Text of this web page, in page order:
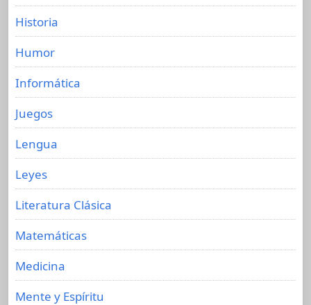
Historia
Humor
Informática
Juegos
Lengua
Leyes
Literatura Clásica
Matemáticas
Medicina
Mente y Espíritu